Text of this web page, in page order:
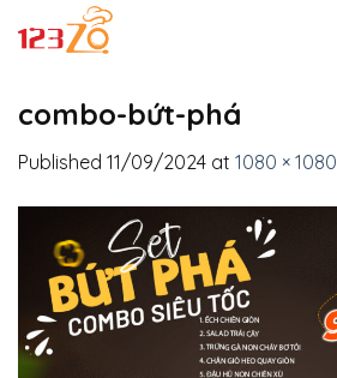
combo-bứt-phá
Published 11/09/2024 at 1080 × 1080